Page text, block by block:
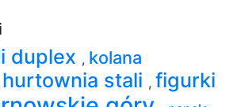
duplex , kolana
hurtownia stali , figurki